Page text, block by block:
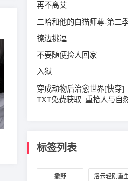
再不离艾
二哈和他的白猫师尊-第二
擦边挑逗
不要随便捡人回家
入狱
穿成动物后治愈世界[快穿]
TXT免费获取_重拾人与自
标签列表
撒野 洛云轻刚重